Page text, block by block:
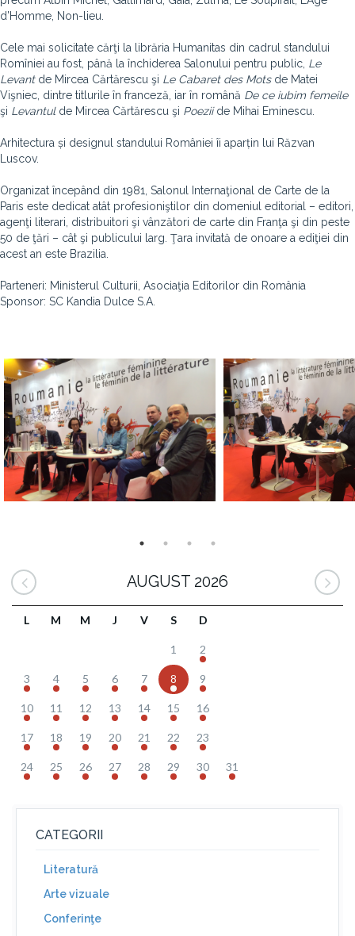
d’Homme, Non-lieu.
Cele mai solicitate cărţi la librăria Humanitas din cadrul standului
Romîniei au fost, până la închiderea Salonului pentru public, Le
Levantde Mircea Cărtărescu şi Le Cabaret des Motsde Matei
Vişniec, dintre titlurile în franceză, iar în română De ce iubim femeile
şi Levantulde Mircea Cărtărescu şi Poeziide Mihai Eminescu.
Arhitectura și designul standului României îi aparțin lui Răzvan
Luscov.
Organizat începând din 1981, Salonul Internaţional de Carte de la
Paris este dedicat atât profesioniştilor din domeniul editorial – editori,
agenţi literari, distribuitori şi vânzători de carte din Franţa şi din peste
50 de ţări – cât şi publicului larg. Ţara invitată de onoare a ediţiei din
acest an este Brazilia.
Parteneri: Ministerul Culturii, Asociaţia Editorilor din România
Sponsor: SC Kandia Dulce S.A.
AUGUST 2026
L M M J V S D
1 2
3 4 5 6 7 8 9
10 11 12 13 14 15 16
17 18 19 20 21 22 23
24 25 26 27 28 29 30 31
CATEGORII
Literatură
Arte vizuale
Conferinţe